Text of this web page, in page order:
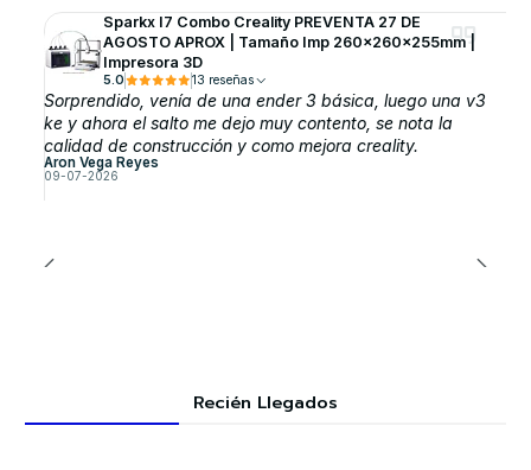
Sparkx I7 Combo Creality PREVENTA 27 DE
AGOSTO APROX | Tamaño Imp 260x260x255mm |
Impresora 3D
5.0 13 reseñas
Sorprendido, venía de una ender 3 básica, luego una v3
ke y ahora el salto me dejo muy contento, se nota la
calidad de construcción y como mejora creality.
Aron Vega Reyes
09-07-2026
Recién Llegados